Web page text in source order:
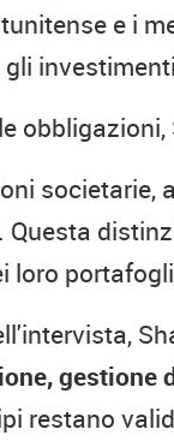
e i
societarie,
Questa
loro
gestione
restano